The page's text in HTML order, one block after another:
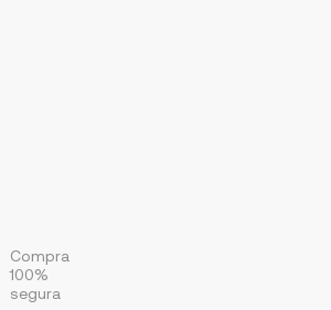
Compra
100%
segura